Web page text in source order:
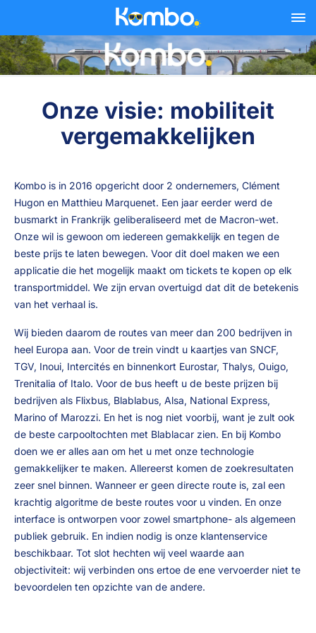
Skip to main content
Onze visie: mobiliteit
vergemakkelijken
Kombo is in 2016 opgericht door 2 ondernemers, Clément
Hugon en Matthieu Marquenet. Een jaar eerder werd de
busmarkt in Frankrijk geliberaliseerd met de Macron-wet.
Onze wil is gewoon om iedereen gemakkelijk en tegen de
beste prijs te laten bewegen. Voor dit doel maken we een
applicatie die het mogelijk maakt om tickets te kopen op elk
transportmiddel. We zijn ervan overtuigd dat dit de betekenis
van het verhaal is.
Wij bieden daarom de routes van meer dan 200 bedrijven in
heel Europa aan. Voor de trein vindt u kaartjes van SNCF,
TGV, Inoui, Intercités en binnenkort Eurostar, Thalys, Ouigo,
Trenitalia of Italo. Voor de bus heeft u de beste prijzen bij
bedrijven als Flixbus, Blablabus, Alsa, National Express,
Marino of Marozzi. En het is nog niet voorbij, want je zult ook
de beste carpooltochten met Blablacar zien. En bij Kombo
doen we er alles aan om het u met onze technologie
gemakkelijker te maken. Allereerst komen de zoekresultaten
zeer snel binnen. Wanneer er geen directe route is, zal een
krachtig algoritme de beste routes voor u vinden. En onze
interface is ontworpen voor zowel smartphone- als algemeen
publiek gebruik. En indien nodig is onze klantenservice
beschikbaar. Tot slot hechten wij veel waarde aan
objectiviteit: wij verbinden ons ertoe de ene vervoerder niet te
bevoordelen ten opzichte van de andere.